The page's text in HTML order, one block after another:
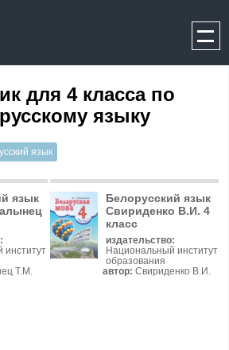
для 4 класса по
языку
язык
язык
институт
Т.М.
Белорусский язык
Свириденко В.И. 4
класс
издательство:
Национальный институт
образования
автор: Свириденко В.И.